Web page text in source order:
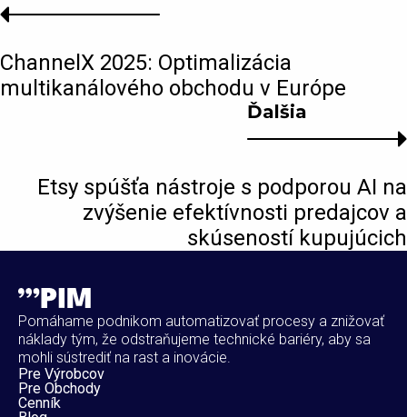
Ďalšia
Etsy spúšťa nástroje s podporou AI na
zvýšenie efektívnosti predajcov a
skúseností kupujúcich
ChannelX 2025: Optimalizácia
multikanálového obchodu v Európe
Pomáhame podnikom automatizovať procesy a znižovať
náklady tým, že odstraňujeme technické bariéry, aby sa
mohli sústrediť na rast a inovácie.
Pre Výrobcov
Pre Obchody
Cenník